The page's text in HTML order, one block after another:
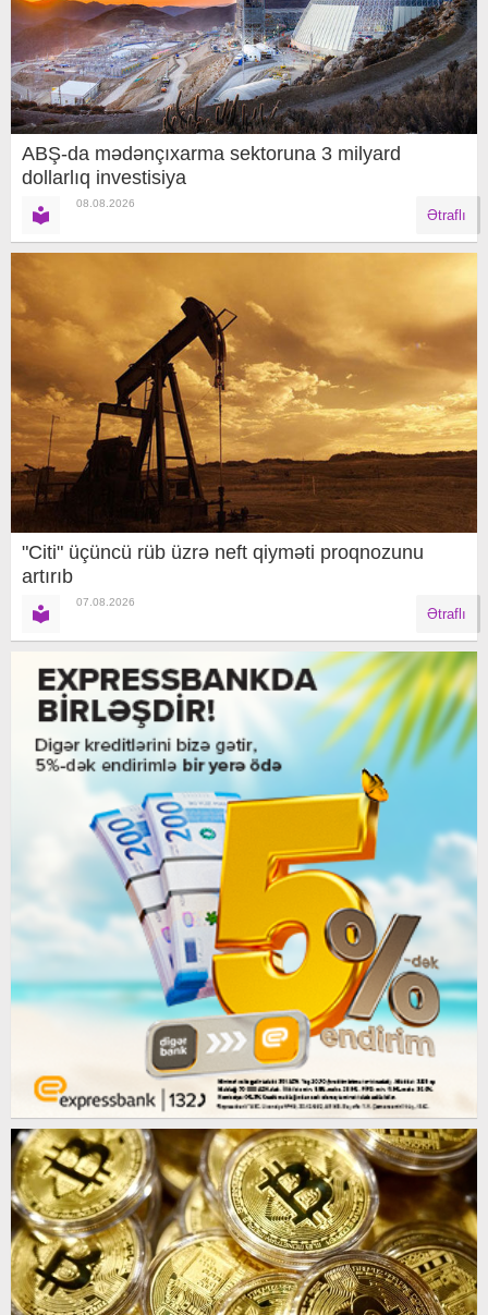
ABŞ-da mədənçıxarma sektoruna 3 milyard
dollarlıq investisiya
08.08.2026
Ətraflı
"Citi" üçüncü rüb üzrə neft qiyməti proqnozunu
artırıb
07.08.2026
Ətraflı